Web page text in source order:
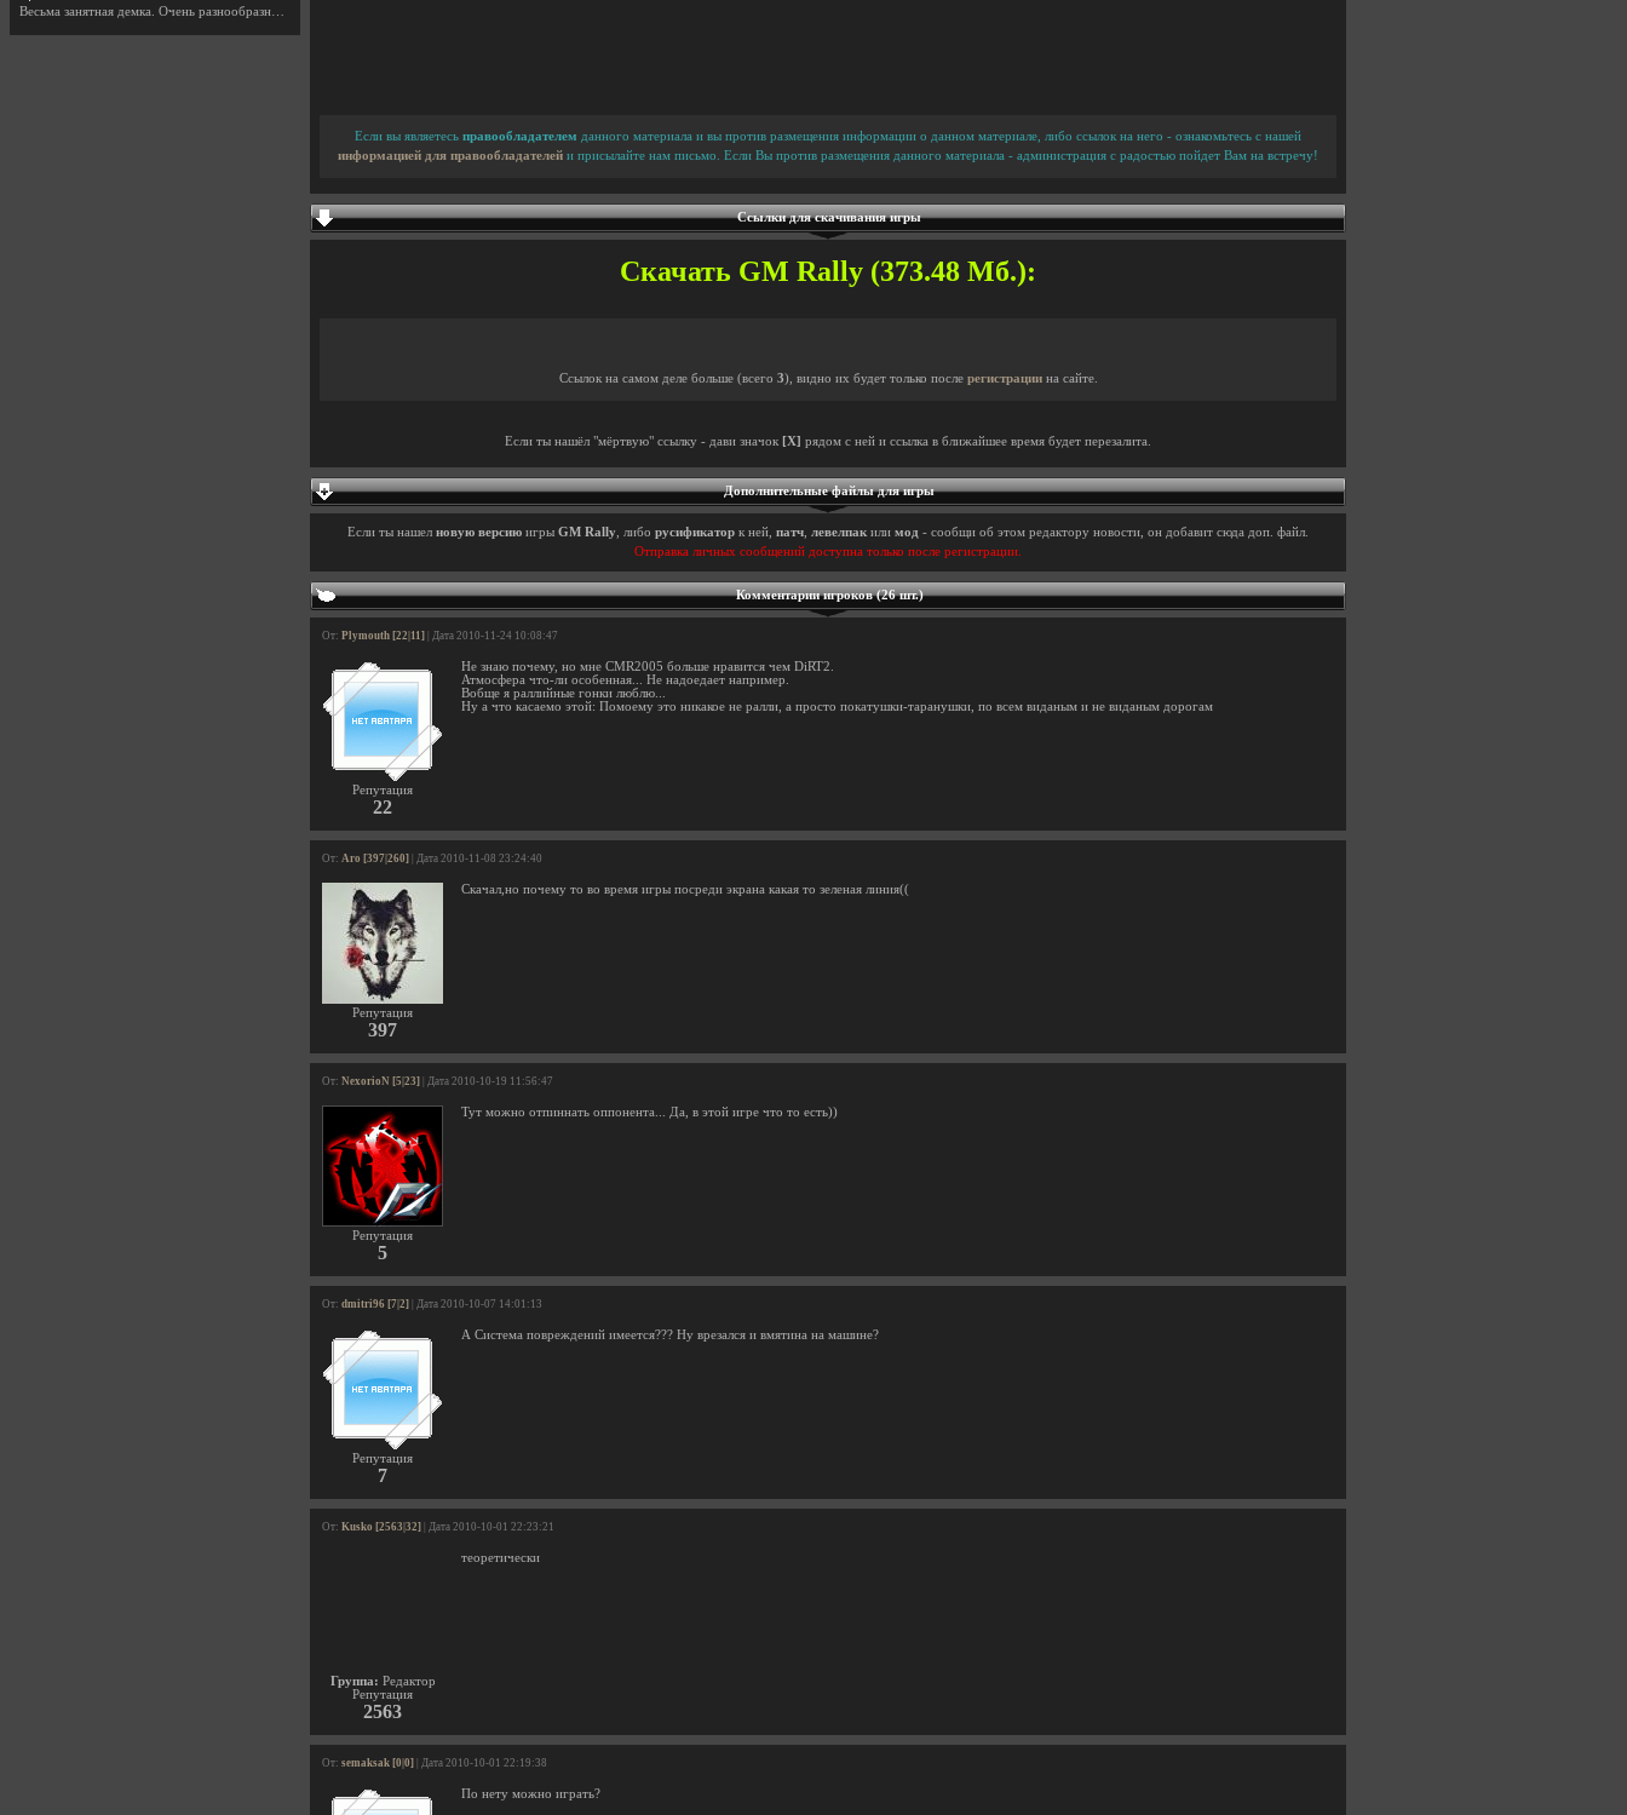
Если вы являетесь правообладателем данного материала и вы против размещения информации о данном материале, либо ссылок на него - ознакомьтесь с нашей
информацией для правообладателей и присылайте нам письмо. Если Вы против размещения данного материала - администрация с радостью пойдет Вам на встречу!
Ссылки для скачивания игры
Скачать GM Rally (373.48 Мб.):
Ссылок на самом деле больше (всего 3), видно их будет только после регистрациина сайте.
Если ты нашёл "мёртвую" ссылку - дави значок [X] рядом с ней и ссылка в ближайшее время будет перезалита.
Дополнительные файлы для игры
Если ты нашел новую версию игры GM Rally , либо русификатор к ней, патч левелпак или мод - сообщи об этом редактору новости, он добавит сюда доп. файл.
Отправка личных сообщений доступна только после регистрации.
Комментарии игроков (26 шт.)
От: Plymouth [22|11] | Дата 2010-11-24 10:08:47
Репутация
22
Не знаю почему, но мне CMR2005 больше нравится чем DiRT2.
Атмосфера что-ли особенная... Не надоедает например.
Вобще я раллийные гонки люблю...
Ну а что касаемо этой: Помоему это никакое не ралли, а просто покатушки-таранушки, по всем виданым и не виданым дорогам
От: Aro [397|260] | Дата 2010-11-08 23:24:40
Репутация
397
Скачал,но почему то во время игры посреди экрана какая то зеленая линия((
От: NexorioN [5|23] | Дата 2010-10-19 11:56:47
Репутация
5
Тут можно отпиннать оппонента... Да, в этой игре что то есть))
От: dmitri96 [7|2] | Дата 2010-10-07 14:01:13
Репутация
7
А Система повреждений имеется??? Ну врезался и вмятина на машине?
От: Kusko [2563|32] | Дата 2010-10-01 22:23:21
Группа: Редактор
Репутация
2563
теоретически
От: semaksak [0|0] | Дата 2010-10-01 22:19:38
По нету можно играть?
Весьма занятная демка. Очень разнообразные механик